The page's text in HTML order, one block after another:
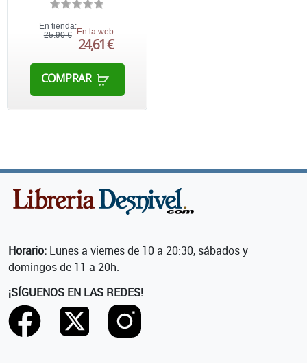
En tienda:
25,90 € En la web:
24,61 €
COMPRAR
Horario: Lunes a viernes de 10 a 20:30, sábados y
domingos de 11 a 20h.
¡SÍGUENOS EN LAS REDES!